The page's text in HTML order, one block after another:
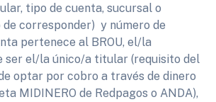
tipo de cuenta, sucursal o
de corresponder) y número de
pertenece al BROU, el/la
ser el/la único/a titular (requisito del
optar por cobro a través de dinero
MIDINERO de Redpagos o ANDA),